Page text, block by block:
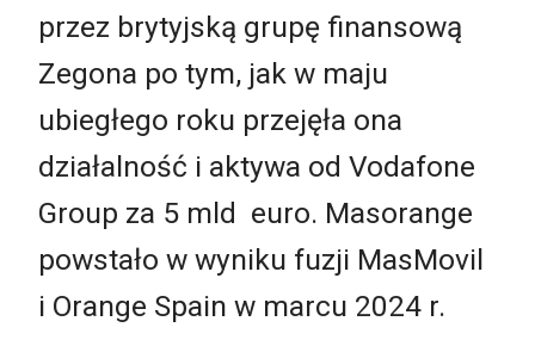
przez brytyjską grupę finansową
Zegona po tym, jak w maju
ubiegłego roku przejęła ona
działalność i aktywa od Vodafone
Group za 5 mld euro. Masorange
powstało w wyniku fuzji MasMovil
i Orange Spain w marcu 2024 r.